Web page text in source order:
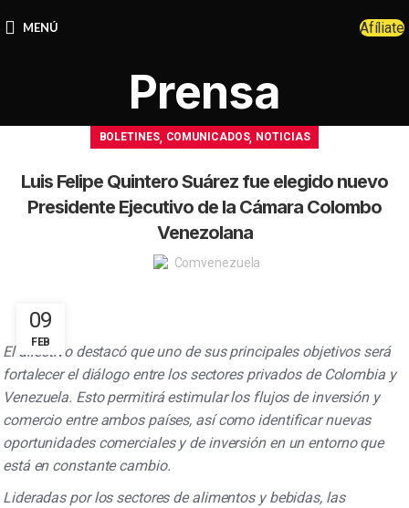
MENÚ Afíliate
Prensa
BOLETINES, COMUNICADOS, NOTICIAS
Luis Felipe Quintero Suárez fue elegido nuevo
Presidente Ejecutivo de la Cámara Colombo
Venezolana
Comvenezuela
09
FEB
El directivo destacó que uno de sus principales objetivos será
fortalecer el diálogo entre los sectores privados de Colombia y
Venezuela. Esto permitirá estimular los flujos de inversión y
comercio entre ambos países, así como identificar nuevas
oportunidades comerciales y de inversión en un entorno que
está en constante cambio.
Lideradas por los sectores de alimentos y bebidas, las